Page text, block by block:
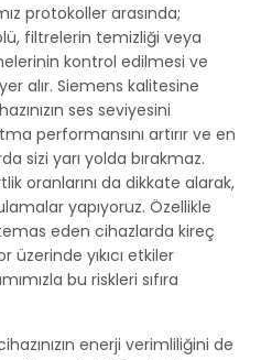
protokoller arasında;
filtrelerin temizliği veya
kontrol edilmesi ve
alır. Siemens kalitesine
ses seviyesini
performansını artırır ve en
sizi yarı yolda bırakmaz.
oranlarını da dikkate alarak,
yapıyoruz. Özellikle
eden cihazlarda kireç
yıkıcı etkiler
bu riskleri sıfıra
enerji verimliliğini de